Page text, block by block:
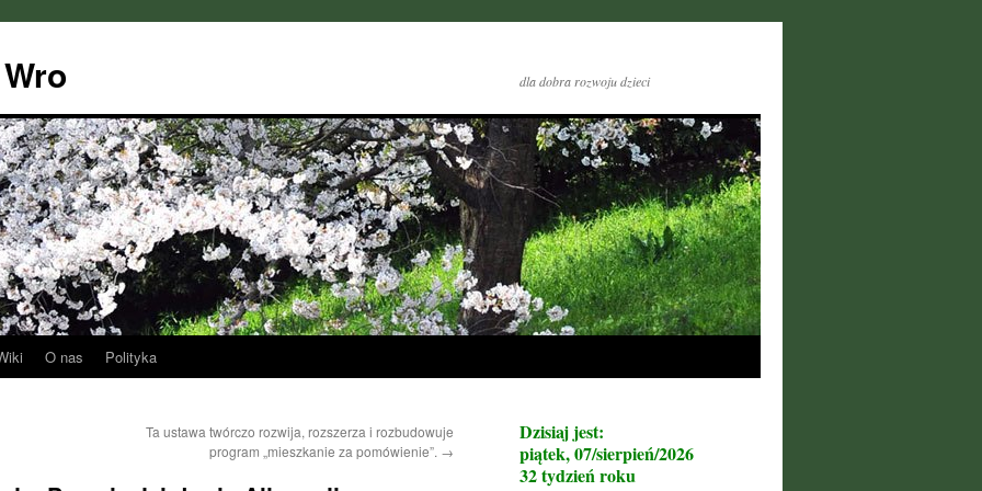
dla dobra rozwoju dzieci
O nas Polityka
Ta ustawa twórczo rozwija, rozszerza i rozbudowuje
program „mieszkanie za pomówienie”. →
Dzisiaj jest:
piątek, 07/sierpień/2026
32 tydzień roku